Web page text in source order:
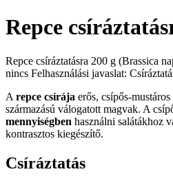
Repce
Repce csíráztatásra 200 g (Brassica
nincs Felhasználási javaslat:
A repce csírája erős, csípős-
származású válogatott magvak. A
mennyiségben használni salátákhoz
kontrasztos kiegészítő.
Csíráztatás